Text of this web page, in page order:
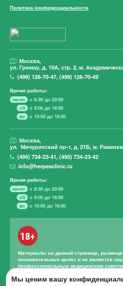
Политика конфиденциальности
Москва,
ул. Гримау, д. 10А, стр. 2, м.
(499)126-70-47,(499)126-70-49
Время работы:
пн-пт
с 8:30 до 20:00
сб
с 9:00 до 16:00
вс
с 10:00 до 16:00
Москва,
ул. Мичуринский пр-т,д. 21Б, м. Раменки
(495)734-23-41,(495)734-23-42
info@herpesclinic.ru
Время работы:
пн-пт
с 8:30 до 20:00
сб
с 9:00 до 16:00
вс
с 10:00 до 16:00
18+
Материалы на данной странице,
познавательных целях и не является
профессиональным медицинским
Правильное лечение и назначение
проводиться только квалифицированным
Мы ценим вашу